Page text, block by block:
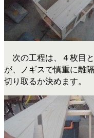
次の工程は、４枚目
が、ノギスで慎重に離
切り取るか決めます。